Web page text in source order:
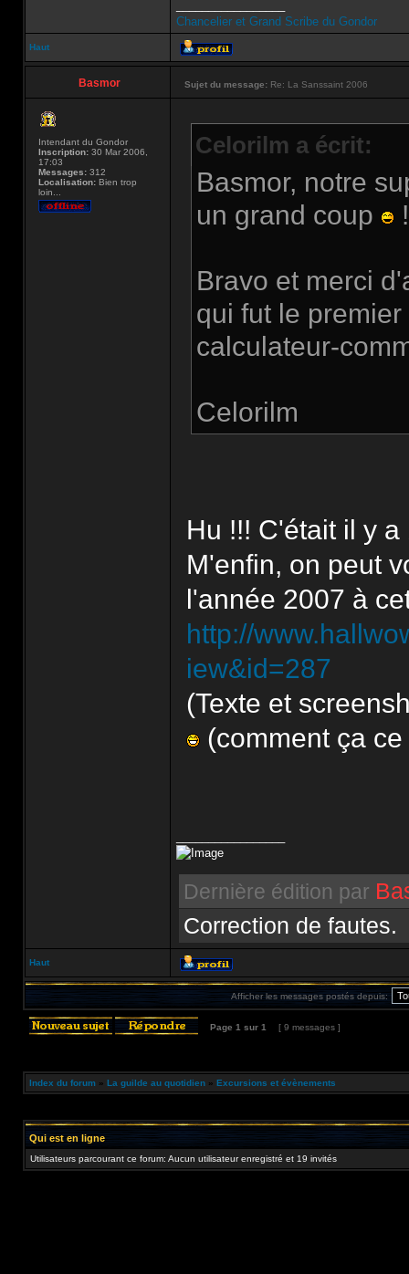
Chancelier et Grand Scribe du Gondor
Haut
Basmor Sujet du message: Re: La Sanssaint 2006
Intendant du Gondor
Inscription: 30 Mar 2006,
17:03
Messages: 312
Localisation: Bien trop
loin...
Celorilm a écrit:
Basmor, notre
un grand coup
!
Bravo et merci
qui fut le
calculateur-
Celorilm
Hu !!! C'était il y
M'enfin, on peut
l'année 2007 à
http://
iew&id=287
(Texte et
(comment ça
Dernière édition par
Correction de fautes.
Haut
Afficher les messages postés depuis:
Page 1 sur 1 [ 9 messages ]
Index du forum » La guilde au quotidien » Excursions et évènements
Qui est en ligne
Utilisateurs parcourant ce forum: Aucun utilisateur enregistré et 19 invités